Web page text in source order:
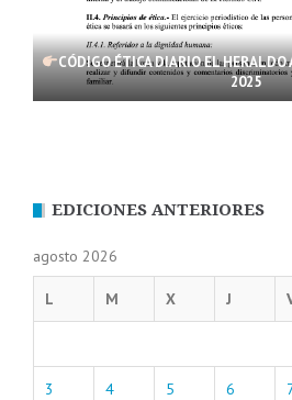
CÓDIGO ÉTICA DIARIO EL
2025
EDICIONES ANTERIORES
agosto 2026
L M X J
3 4 5 6